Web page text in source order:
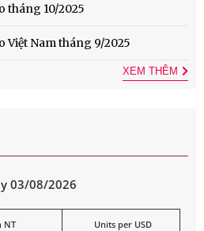
tháng 10/2025
Nam tháng 9/2025
XEM THÊM
03/08/2026
NT Units per USD